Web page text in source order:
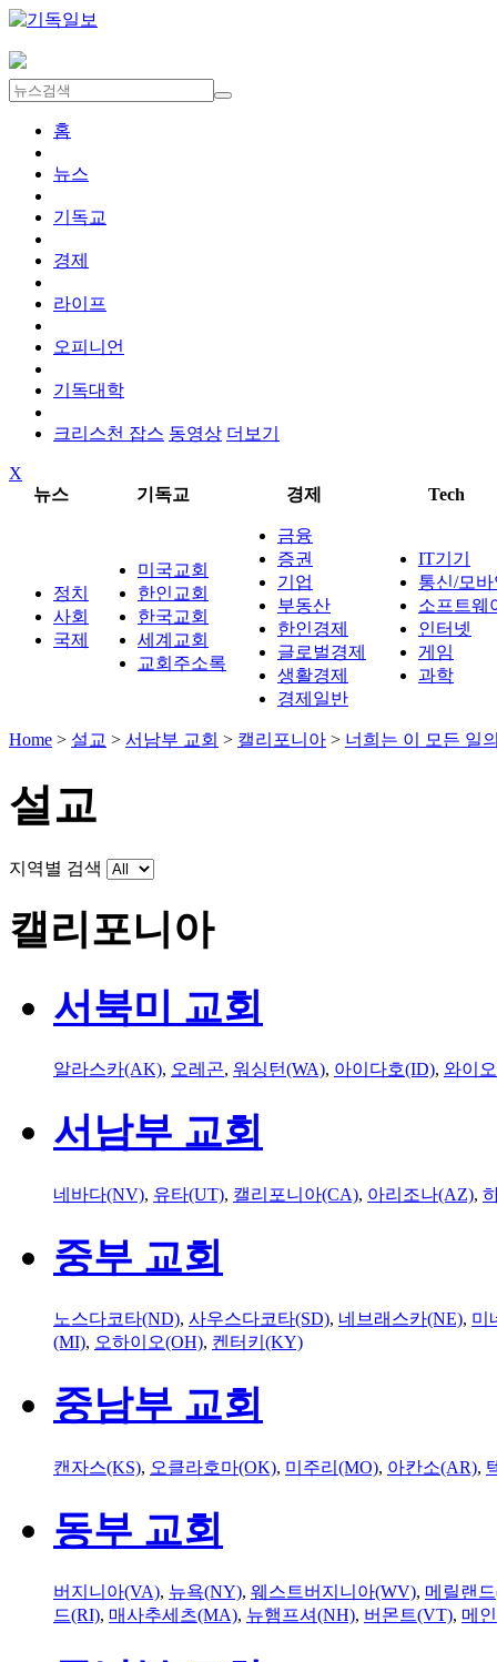
홈
뉴스
기독교
경제
라이프
오피니언
기독대학
크리스천 잡스 동영상 더보기
X
뉴스
기독교 경제 Tech
정치
사회
국제
미국교회
한인교회
한국교회
세계교회
교회주소록
금융
증권
기업
부동산
한인경제
글로벌경제
생활경제
경제일반
IT기기
통신/모
소프트웨
인터넷
게임
과학
Home > 설교 > 서남부 교회 > 캘리포니아 > 너희는 이 모든 일
설교
지역별 검색
캘리포니아
서북미 교회
알라스카(AK), 오레곤, 워싱턴(WA), 아이다호(ID), 와이
서남부 교회
네바다(NV), 유타(UT), 캘리포니아(CA), 아리조나(AZ),
중부 교회
노스다코타(ND), 사우스다코타(SD), 네브래스카(NE), 미
(MI), 오하이오(OH), 켄터키(KY)
중남부 교회
캔자스(KS), 오클라호마(OK), 미주리(MO), 아칸소(AR),
동부 교회
버지니아(VA), 뉴욕(NY), 웨스트버지니아(WV), 메릴랜
드(RI), 매사추세츠(MA), 뉴햄프셔(NH), 버몬트(VT), 메